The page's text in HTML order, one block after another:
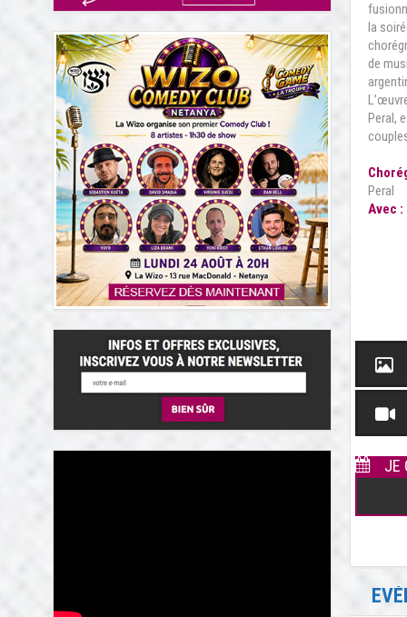
la
de
Peral,
Peral
Avec :
JE